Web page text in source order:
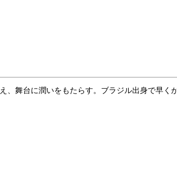
舞台に潤いをもたらす。ブラジル出身で早く